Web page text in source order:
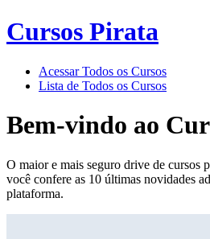
Cursos Pirata
Acessar Todos os Cursos
Lista de Todos os Cursos
Bem-vindo ao
O maior e mais seguro drive de cursos
você confere as 10 últimas novidades
plataforma.